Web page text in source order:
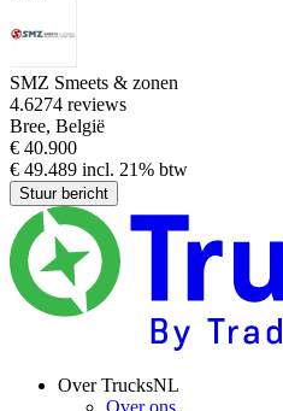
SMZ Smeets & zonen
4.6274 reviews
Bree, België
€ 40.900
€ 49.489 incl. 21% btw
Stuur bericht
Over TrucksNL